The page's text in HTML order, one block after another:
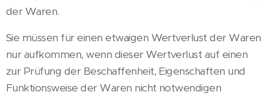
der Waren.
Sie müssen für einen etwaigen Wertverlust der Waren
nur aufkommen, wenn dieser Wertverlust auf einen
zur Prüfung der Beschaffenheit, Eigenschaften und
Funktionsweise der Waren nicht notwendigen